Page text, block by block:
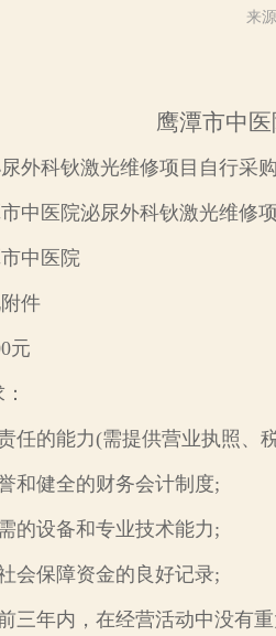
来
鹰潭市中
外科钬激光维修项目自行采
中医院泌尿外科钬激光维修
中 医院
件
元
任的能力(需提供营业执照
和健全的财务会计制度;
的设备和专业技术能力;
会保障资金的良好记录;
三年内，在经营活动中没有